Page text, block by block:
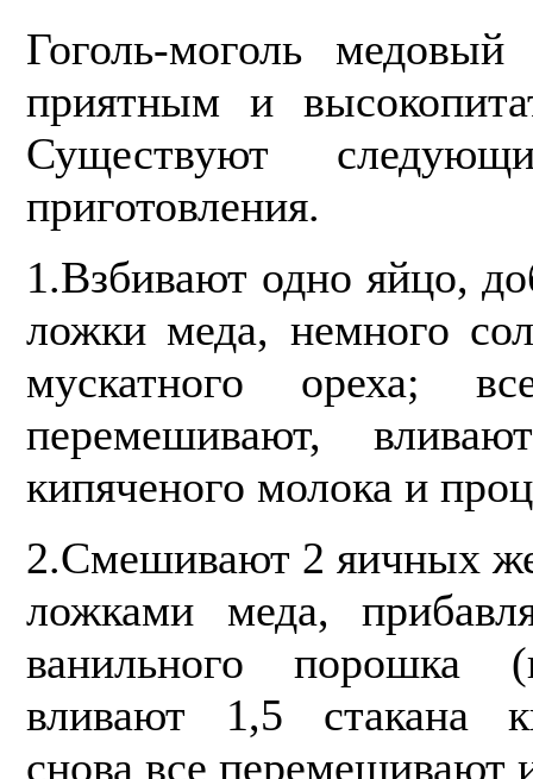
Гоголь-моголь
приятным и
Существуют
приготовления.
1.Взбивают одно яйцо,
ложки меда, немного
мускатного ореха;
перемешивают,
кипяченого молока и
2.Смешивают 2 яичных
ложка­ми меда,
ванильного порошка
вливают 1,5 стакана
снова все перемешивают